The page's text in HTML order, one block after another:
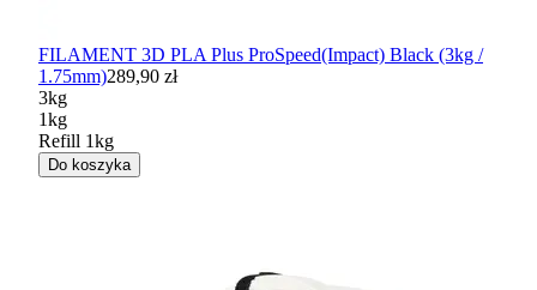
FILAMENT 3D PLA Plus ProSpeed(Impact) Black (3kg /
1.75mm)289,90 zł
3kg
1kg
Refill 1kg
Do koszyka